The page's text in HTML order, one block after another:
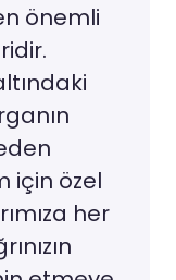
önemli
için özel
her